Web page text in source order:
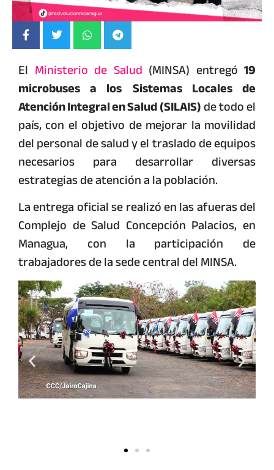
El Ministerio de Salud (MINSA) entregó 19
microbuses a los Sistemas Locales de
Atención Integral en Salud (SILAIS)de todo el
país, con el objetivo de mejorar la movilidad
del personal de salud y el traslado de equipos
necesarios para desarrollar diversas
estrategias de atención a la población.
La entrega oficial se realizó en las afueras del
Complejo de Salud Concepción Palacios, en
Managua, con la participación de
trabajadores de la sede central del MINSA.